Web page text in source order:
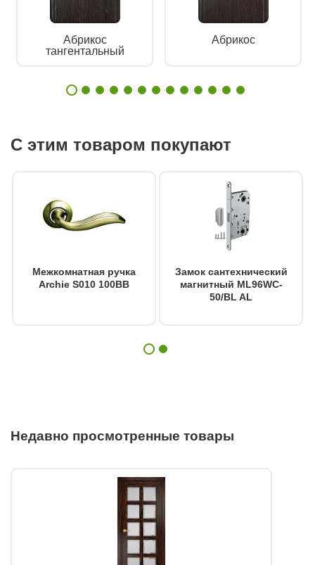
Абрикос
тангентальный
Абрикос
С этим товаром покупают
Межкомнатная ручка
Archie S010 100BB
Замок сантехнический
магнитный ML96WC-
50/BL AL
Недавно просмотренные товары